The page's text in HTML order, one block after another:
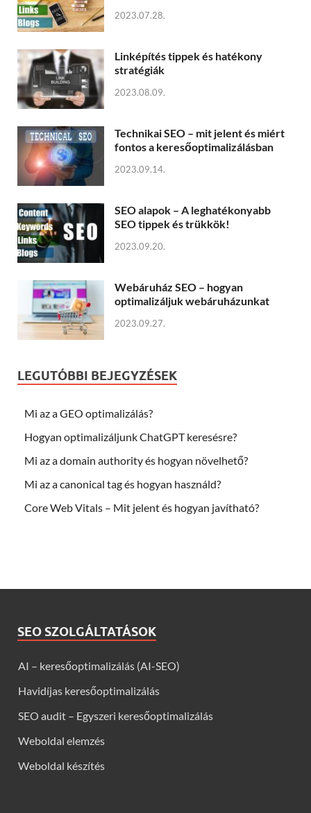
2023.07.28.
Linképítés tippek és hatékony
stratégiák
2023.08.09.
Technikai SEO – mit jelent és miért
fontos a keresőoptimalizálásban
2023.09.14.
SEO alapok – A leghatékonyabb
SEO tippek és trükkök!
2023.09.20.
Webáruház SEO – hogyan
optimalizáljuk webáruházunkat
2023.09.27.
LEGUTÓBBI BEJEGYZÉSEK
Mi az a GEO optimalizálás?
Hogyan optimalizáljunk ChatGPT keresésre?
Mi az a domain authority és hogyan növelhető?
Mi az a canonical tag és hogyan használd?
Core Web Vitals – Mit jelent és hogyan javítható?
SEO SZOLGÁLTATÁSOK
AI – keresőoptimalizálás (AI-SEO)
Havidíjas keresőoptimalizálás
SEO audit – Egyszeri keresőoptimalizálás
Weboldal elemzés
Weboldal készítés